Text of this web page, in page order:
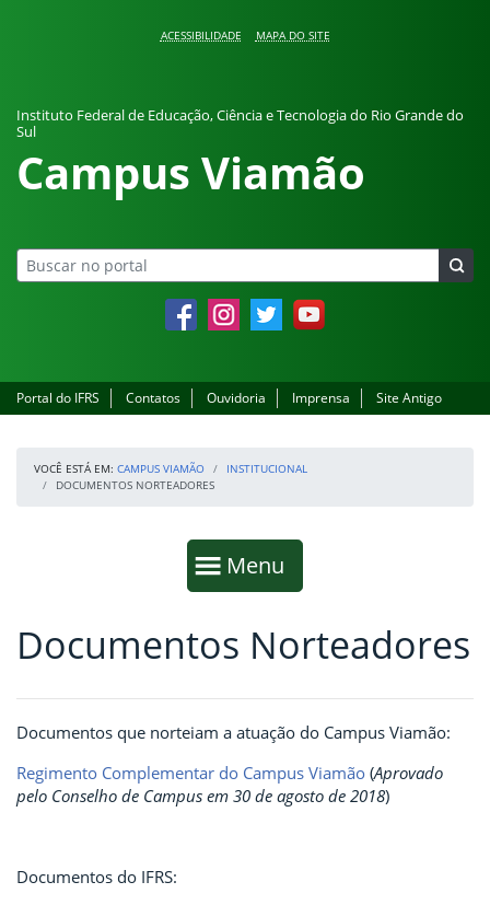
ACESSIBILIDADE MAPA DO SITE
Instituto Federal de Educação, Ciência e Tecnologia do Rio Grande do
Sul
Campus Viamão
FacebookInstagramTwitter YouTube
Portal do IFRS Contatos Ouvidoria Imprensa Site Antigo
VOCÊ ESTÁ EM: CAMPUS VIAMÃO
INSTITUCIONAL
DOCUMENTOS NORTEADORES
Mostrar
Menu
Fim da navegação
Início do conteúdo
Documentos Norteadores
Documentos que norteiam a atuação do Campus Viamão:
Regimento Complementar do Campus Viamão (Aprovado
pelo Conselho de Campus em 30 de agosto de 2018)
Documentos do IFRS: